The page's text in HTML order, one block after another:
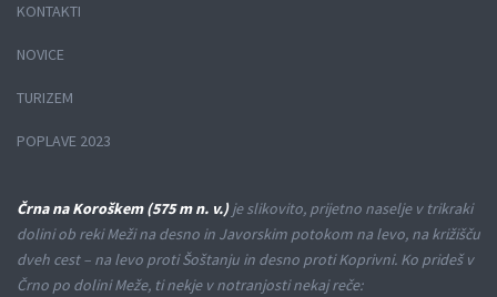
KONTAKTI
NOVICE
TURIZEM
POPLAVE 2023
Črna na Koroškem (575 m n. v.)je slikovito, prijetno naselje v trikraki
dolini ob reki Meži na desno in Javorskim potokom na levo, na križišču
dveh cest – na levo proti Šoštanju in desno proti Koprivni. Ko prideš v
Črno po dolini Meže, ti nekje v notranjosti nekaj reče: